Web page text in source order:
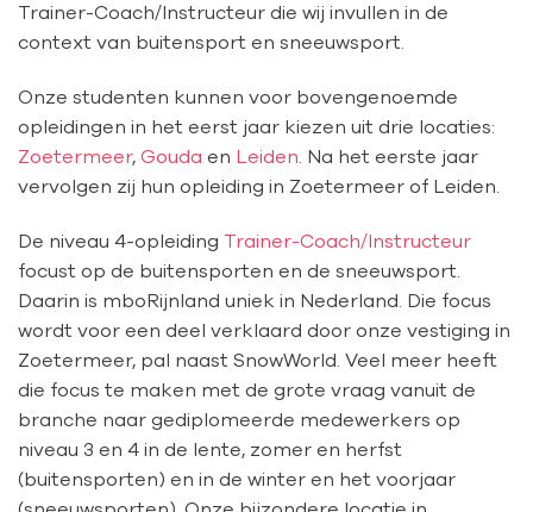
Trainer-Coach/Instructeur die wij invullen in de
context van buitensport en sneeuwsport.
Onze studenten kunnen voor bovengenoemde
opleidingen in het eerst jaar kiezen uit drie locaties:
Zoetermeer, Gouda en Leiden . Na het eerste jaar
vervolgen zij hun opleiding in Zoetermeer of Leiden.
De niveau 4-opleiding Trainer-Coach/Instructeur
focust op de buitensporten en de sneeuwsport.
Daarin is mboRijnland uniek in Nederland. Die focus
wordt voor een deel verklaard door onze vestiging in
Zoetermeer, pal naast SnowWorld. Veel meer heeft
die focus te maken met de grote vraag vanuit de
branche naar gediplomeerde medewerkers op
niveau 3 en 4 in de lente, zomer en herfst
(buitensporten) en in de winter en het voorjaar